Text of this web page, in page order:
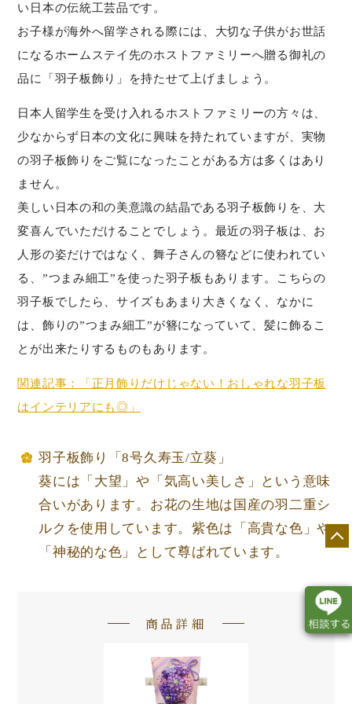
い日本の伝統工芸品です。
お子様が海外へ留学される際には、大切な子供がお世話
になるホームステイ先のホストファミリーへ贈る御礼の
品に「羽子板飾り」を持たせて上げましょう。
日本人留学生を受け入れるホストファミリーの方々は、
少なからず日本の文化に興味を持たれていますが、実物
の羽子板飾りをご覧になったことがある方は多くはあり
ません。
美しい日本の和の美意識の結晶である羽子板飾りを、大
変喜んでいただけることでしょう。最近の羽子板は、お
人形の姿だけではなく、舞子さんの簪などに使われてい
る、”つまみ細工”を使った羽子板もあります。こちらの
羽子板でしたら、サイズもあまり大きくなく、なかに
は、飾りの”つまみ細工”が簪になっていて、髪に飾るこ
とが出来たりするものもあります。
関連記事：「正月飾りだけじゃない！おしゃれな羽子板
はインテリアにも◎」
羽子板飾り「8号久寿玉/立葵」
葵には「大望」や「気高い美しさ」という意味
合いがあります。お花の生地は国産の羽二重シ
ルクを使用しています。紫色は「高貴な色」や
「神秘的な色」として尊ばれています。
商品詳細
展示会情報